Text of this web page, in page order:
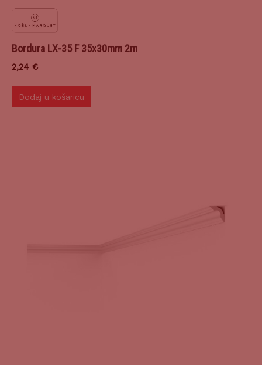
Bordura LX-35 F 35x30mm 2m
2,24 €
Dodaj u košaricu